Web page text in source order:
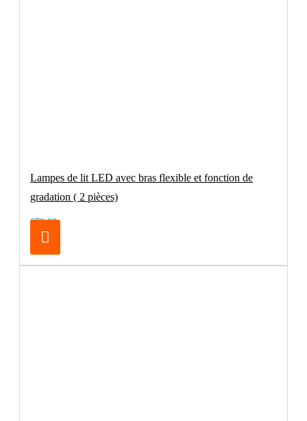
Lampes de lit LED avec bras flexible et fonction de
gradation ( 2 pièces)
€79.00